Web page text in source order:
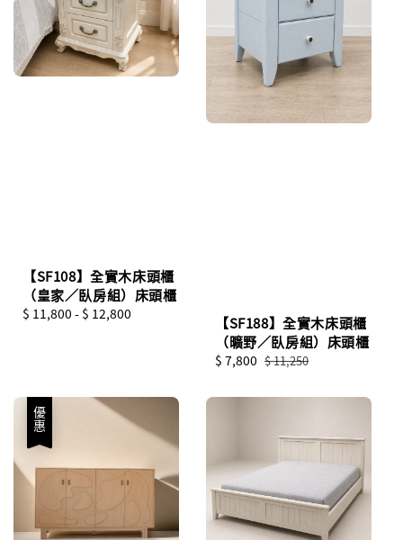
【SF108】全實木床頭櫃
（皇家／臥房組）床頭櫃
Regular
$ 11,800 - $ 12,800
【SF188】全實木床頭櫃
（曠野／臥房組）床頭櫃
Sale
$ 7,800 Regular
$ 11,250
優惠